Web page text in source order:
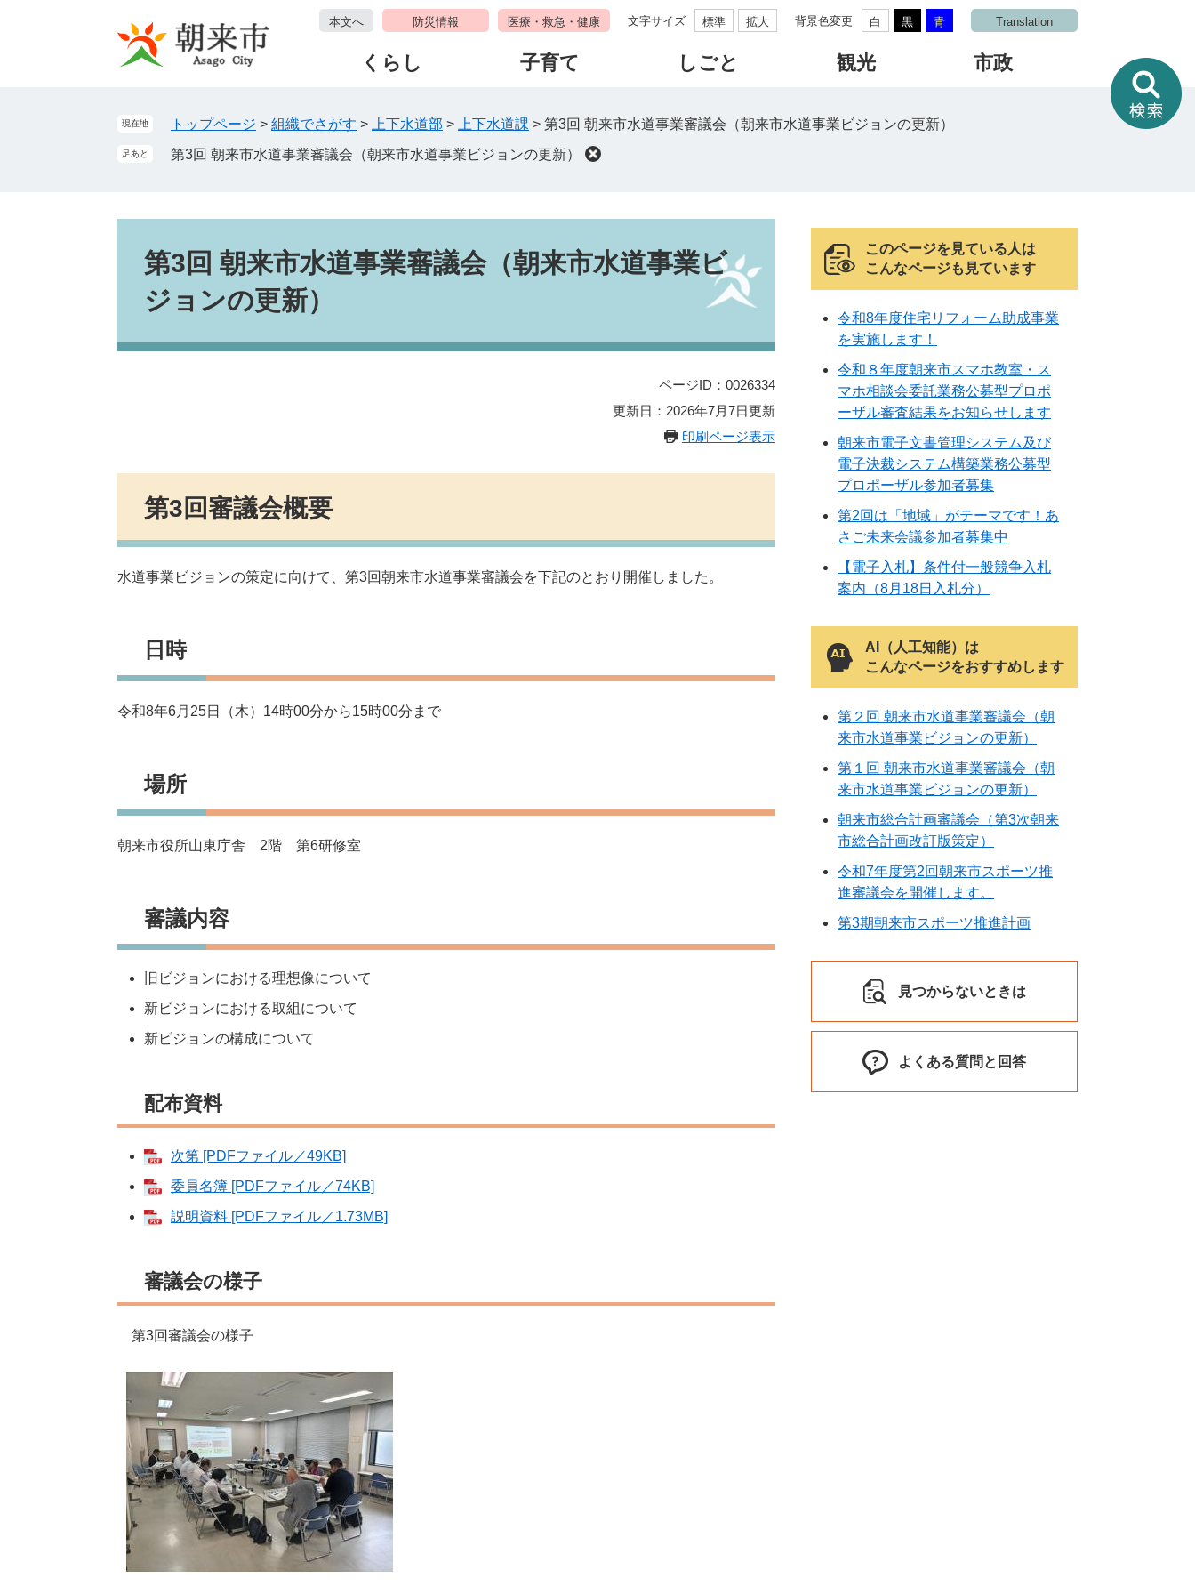
本文へ 防災情報 医療・救急・健康 文字サイズ 標準 拡大 背景色変更 白 黒 青 Translation
くらし 子育て しごと 観光 市政
現在地 トップページ > 組織でさがす > 上下水道部 > 上下水道課 > 第3回 朝来市水道事業審議会（朝来市水道事業ビジョンの更新）
足あと 第3回 朝来市水道事業審議会（朝来市水道事業ビジョンの更新）
第3回 朝来市水道事業審議会（朝来市水道事業ビ
ジョンの更新）
ページID：0026334
更新日：2026年7月7日更新
印刷ページ表示
第3回審議会概要
水道事業ビジョンの策定に向けて、第3回朝来市水道事業審議会を下記のとおり開催しました。
日時
令和8年6月25日（木）14時00分から15時00分まで
場所
朝来市役所山東庁舎 2階 第6研修室
審議内容
旧ビジョンにおける理想像について
新ビジョンにおける取組について
新ビジョンの構成について
配布資料
次第 [PDFファイル／49KB]
委員名簿 [PDFファイル／74KB]
説明資料 [PDFファイル／1.73MB]
審議会の様子
第3回審議会の様子
このページを見ている人は
こんなページも見ています
令和8年度住宅リフォーム助成事業
を実施します！
令和８年度朝来市スマホ教室・ス
マホ相談会委託業務公募型プロポ
ーザル審査結果をお知らせします
朝来市電子文書管理システム及び
電子決裁システム構築業務公募型
プロポーザル参加者募集
第2回は「地域」がテーマです！あ
さご未来会議参加者募集中
【電子入札】条件付一般競争入札
案内（8月18日入札分）
AI（人工知能）は
こんなページをおすすめします
第２回 朝来市水道事業審議会（朝
来市水道事業ビジョンの更新）
第１回 朝来市水道事業審議会（朝
来市水道事業ビジョンの更新）
朝来市総合計画審議会（第3次朝来
市総合計画改訂版策定）
令和7年度第2回朝来市スポーツ推
進審議会を開催します。
第3期朝来市スポーツ推進計画
見つからないときは
よくある質問と回答
情
報
を